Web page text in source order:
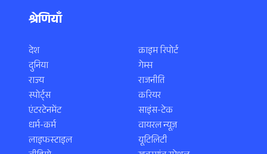
श्रेणियाँ
देश
दुनिया
राज्य
स्पोर्ट्स
एंटरटेनमेंट
धर्म-कर्म
लाइफस्टाइल
क्राइम रिपोर्ट
गेम्स
राजनीति
करियर
साइंस-टेक
वायरल न्यूज़
यूटिलिटी